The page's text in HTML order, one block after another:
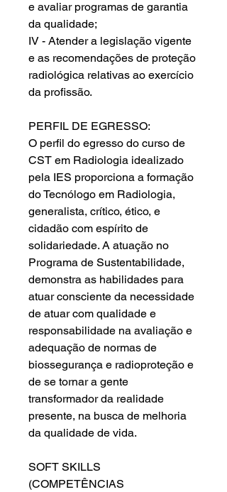
e avaliar programas de garantia
da qualidade;
IV - Atender a legislação vigente
e as recomendações de proteção
radiológica relativas ao exercício
da profissão.
PERFIL DE EGRESSO:
O perfil do egresso do curso de
CST em Radiologia idealizado
pela IES proporciona a formação
do Tecnólogo em Radiologia,
generalista, crítico, ético, e
cidadão com espírito de
solidariedade. A atuação no
Programa de Sustentabilidade,
demonstra as habilidades para
atuar consciente da necessidade
de atuar com qualidade e
responsabilidade na avaliação e
adequação de normas de
biossegurança e radioproteção e
de se tornar a gente
transformador da realidade
presente, na busca de melhoria
da qualidade de vida.
SOFT SKILLS
(COMPETÊNCIAS